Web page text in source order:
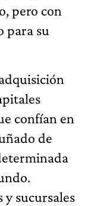
pero con
para su
confían en
de
y sucursales